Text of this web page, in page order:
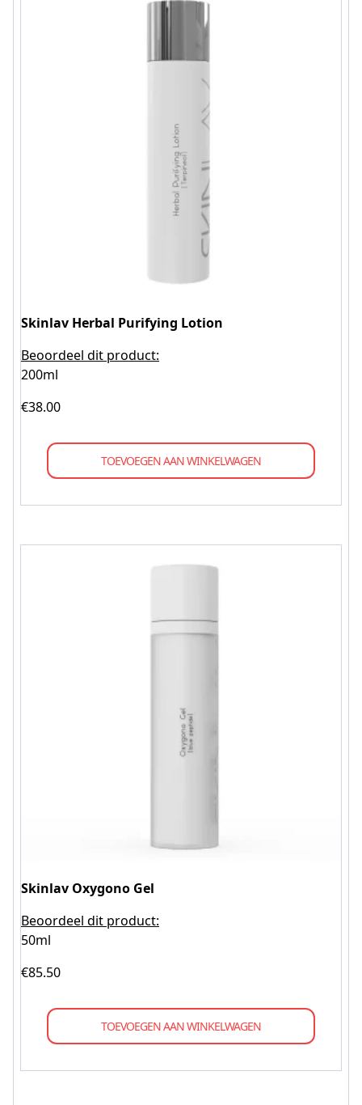
Skinlav Herbal Purifying Lotion
Beoordeel dit product:
200ml
€38.00
TOEVOEGEN AAN WINKELWAGEN
Skinlav Oxygono Gel
Beoordeel dit product:
50ml
€85.50
TOEVOEGEN AAN WINKELWAGEN